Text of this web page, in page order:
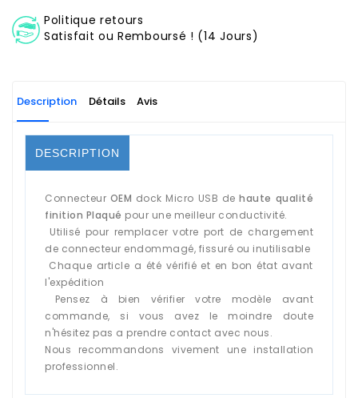
Politique retours
Satisfait ou Remboursé ! (14 Jours)
Description Détails Avis
DESCRIPTION
Connecteur OEM dock Micro USB dehaute qualité
finition Plaqué pour une meilleur conductivité.
Utilisé pour remplacer votre port de chargement
de connecteur endommagé, fissuré ou inutilisable
Chaque article a été vérifié et en bon état avant
l'expédition
Pensez à bien vérifier votre modèle avant
commande, si vous avez le moindre doute
n'hésitez pas a prendre contact avec nous.
Nous recommandons vivement une installation
professionnel.